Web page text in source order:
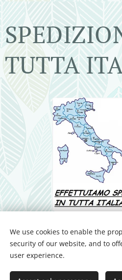
TUTTA
VISITA LA
We use cookies to enable the
security of our website, and to
user experience.